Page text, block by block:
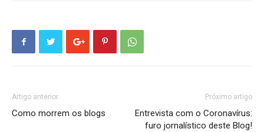
Artigo anterior
Como morrem os blogs
Próximo artigo
Entrevista com o Coronavírus:
furo jornalístico deste Blog!